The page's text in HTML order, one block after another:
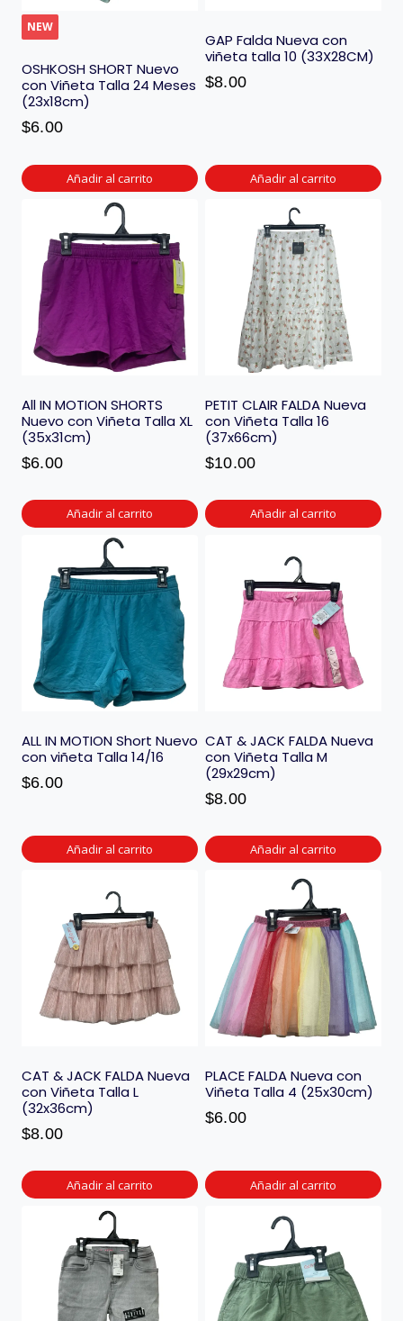
NEW
OSHKOSH SHORT Nuevo
con Viñeta Talla 24 Meses
(23x18cm)
$6.00
Añadir al carrito
GAP Falda Nueva con
viñeta talla 10 (33X28CM)
$8.00
Añadir al carrito
All IN MOTION SHORTS
Nuevo con Viñeta Talla XL
(35x31cm)
$6.00
Añadir al carrito
PETIT CLAIR FALDA Nueva
con Viñeta Talla 16
(37x66cm)
$10.00
Añadir al carrito
ALL IN MOTION Short Nuevo
con viñeta Talla 14/16
$6.00
Añadir al carrito
CAT & JACK FALDA Nueva
con Viñeta Talla M
(29x29cm)
$8.00
Añadir al carrito
CAT & JACK FALDA Nueva
con Viñeta Talla L
(32x36cm)
$8.00
Añadir al carrito
PLACE FALDA Nueva con
Viñeta Talla 4 (25x30cm)
$6.00
Añadir al carrito